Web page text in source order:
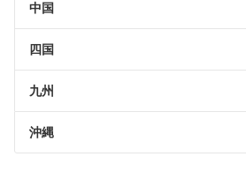
中国
四国
九州
沖縄